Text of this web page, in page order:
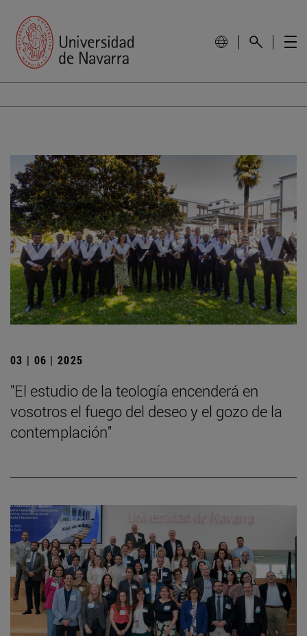
03 | 06 | 2025
"El estudio de la teología encenderá en
vosotros el fuego del deseo y el gozo de la
contemplación"